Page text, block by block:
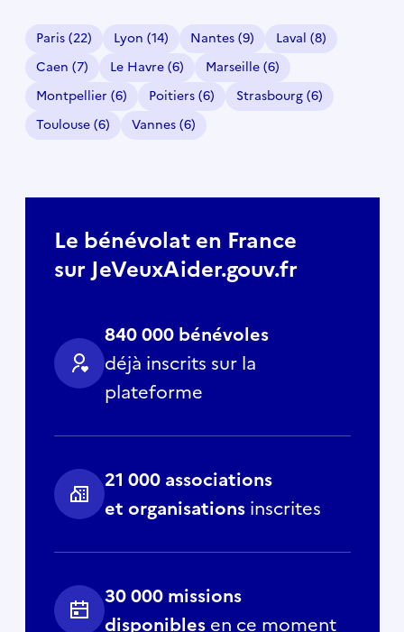
Paris(22) Lyon (14) Nantes(9) Laval (8)
Caen (7) Le Havre(6) Marseille(6)
Montpellier(6) Poitiers(6) Strasbourg(6)
Toulouse(6) Vannes(6)
Le bénévolat en France
sur JeVeuxAider.gouv.fr
840 000 bénévoles
déjà inscrits sur la
plateforme
21 000 associations
et organisationsinscrites
30 000 missions
disponibles en ce moment